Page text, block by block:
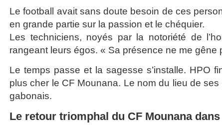
Le football avait sans doute besoin de ces
en grande partie sur la passion et le chéquier.
Les techniciens, noyés par la notoriété de
rangeant leurs égos. « Sa présence ne me gêne
Le temps passe et la sagesse s’installe. HPO
plus cher le CF Mounana. Le nom du lieu de ses
gabonais.
Le retour triomphal du CF Mounana dans